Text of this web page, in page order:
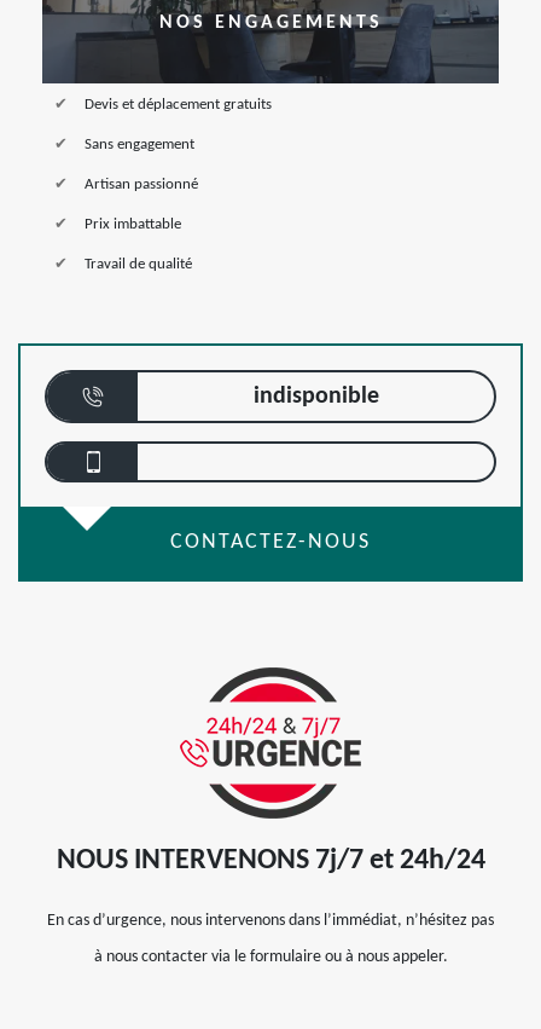
NOS ENGAGEMENTS
Devis et déplacement gratuits
Sans engagement
Artisan passionné
Prix imbattable
Travail de qualité
indisponible
CONTACTEZ-NOUS
NOUS INTERVENONS 7j/7 et 24h/24
En cas d’urgence, nous intervenons dans l’immédiat, n’hésitez pas
à nous contacter via le formulaire ou à nous appeler.